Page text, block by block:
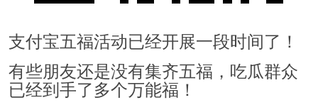
支付宝五福活动已经开展一段时间了！
有些朋友还是没有集齐五福，吃瓜群众
已经到手了多个万能福！